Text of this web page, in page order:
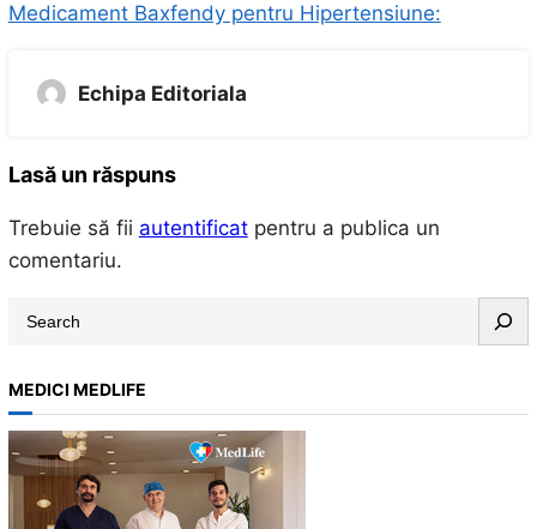
Medicament Baxfendy pentru Hipertensiune:
Echipa Editoriala
Lasă un răspuns
Trebuie să fii autentificatpentru a publica un
comentariu.
a
r
c
h
MEDICI MEDLIFE